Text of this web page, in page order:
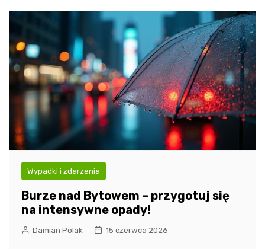
Wypadki i zdarzenia
Burze nad Bytowem – przygotuj się
na intensywne opady!
Damian Polak 15 czerwca 2026